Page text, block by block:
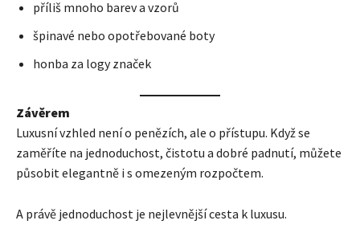
příliš mnoho barev a vzorů
špinavé nebo opotřebované boty
honba za logy značek
Závěrem
Luxusní vzhled není o penězích, ale o přístupu. Když se
zaměříte na jednoduchost, čistotu a dobré padnutí, můžete
působit elegantně i s omezeným rozpočtem.
A právě jednoduchost je nejlevnější cesta k luxusu.